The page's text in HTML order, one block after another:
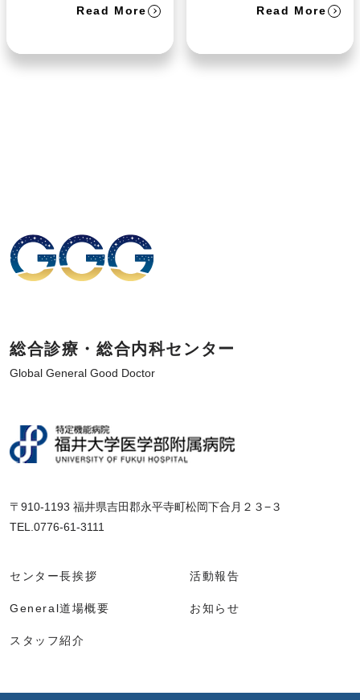
Read More Read More
総合診療・総合内科センター
Global General Good Doctor
〒910-1193 福井県吉田郡永平寺町松岡下合月２３−３
TEL.0776-61-3111
センター長挨拶
General道場概要
スタッフ紹介
活動報告
お知らせ